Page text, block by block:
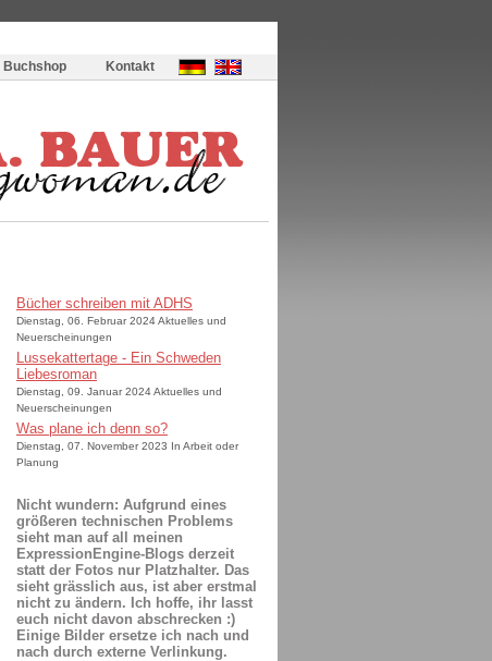
Buchshop Kontakt
Bücher schreiben mit ADHS
Dienstag, 06. Februar 2024 Aktuelles und
Neuerscheinungen
Lussekattertage - Ein Schweden
Liebesroman
Dienstag, 09. Januar 2024 Aktuelles und
Neuerscheinungen
Was plane ich denn so?
Dienstag, 07. November 2023 In Arbeit oder
Planung
Nicht wundern: Aufgrund eines
größeren technischen Problems
sieht man auf all meinen
ExpressionEngine-Blogs derzeit
statt der Fotos nur Platzhalter. Das
sieht grässlich aus, ist aber erstmal
nicht zu ändern. Ich hoffe, ihr lasst
euch nicht davon abschrecken :)
Einige Bilder ersetze ich nach und
nach durch externe Verlinkung.